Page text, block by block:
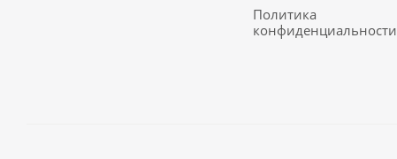
Политика
конфиденциальности